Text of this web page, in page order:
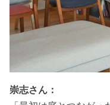
崇志さん：